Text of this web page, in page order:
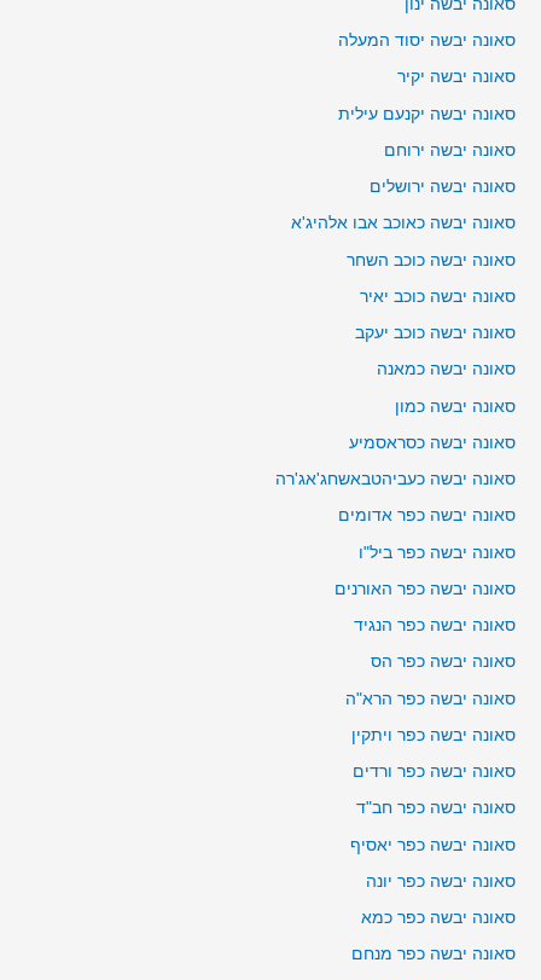
סאונה יבשה ינון
סאונה יבשה יסוד המעלה
סאונה יבשה יקיר
סאונה יבשה יקנעם עילית
סאונה יבשה ירוחם
סאונה יבשה ירושלים
סאונה יבשה כאוכב אבו אלהיג'א
סאונה יבשה כוכב השחר
סאונה יבשה כוכב יאיר
סאונה יבשה כוכב יעקב
סאונה יבשה כמאנה
סאונה יבשה כמון
סאונה יבשה כסראסמיע
סאונה יבשה כעביהטבאשחג'אג'רה
סאונה יבשה כפר אדומים
סאונה יבשה כפר ביל"ו
סאונה יבשה כפר האורנים
סאונה יבשה כפר הנגיד
סאונה יבשה כפר הס
סאונה יבשה כפר הרא"ה
סאונה יבשה כפר ויתקין
סאונה יבשה כפר ורדים
סאונה יבשה כפר חב"ד
סאונה יבשה כפר יאסיף
סאונה יבשה כפר יונה
סאונה יבשה כפר כמא
סאונה יבשה כפר מנחם